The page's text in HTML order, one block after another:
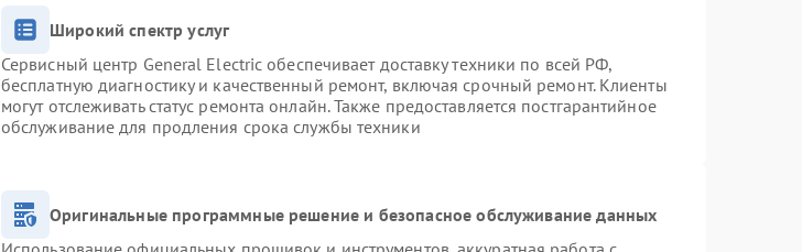
Широкий спектр услуг
Сервисный центр General Electric обеспечивает доставку техники по всей РФ,
бесплатную диагностику и качественный ремонт, включая срочный ремонт. Клиенты
могут отслеживать статус ремонта онлайн. Также предоставляется постгарантийное
обслуживание для продления срока службы техники
Оригинальные программные решение и безопасное обслуживание данных